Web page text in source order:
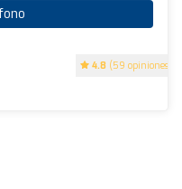
4.8 (59 opiniones)